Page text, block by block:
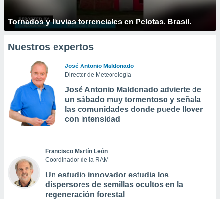
Tornados y lluvias torrenciales en Pelotas, Brasil.
Nuestros expertos
José Antonio Maldonado
Director de Meteorología
José Antonio Maldonado advierte de
un sábado muy tormentoso y señala
las comunidades donde puede llover
con intensidad
Francisco Martín León
Coordinador de la RAM
Un estudio innovador estudia los
dispersores de semillas ocultos en la
regeneración forestal